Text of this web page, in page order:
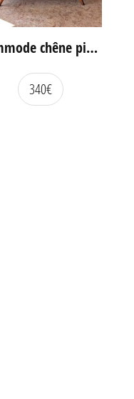
Commode chêne pieds compas vintage
340€